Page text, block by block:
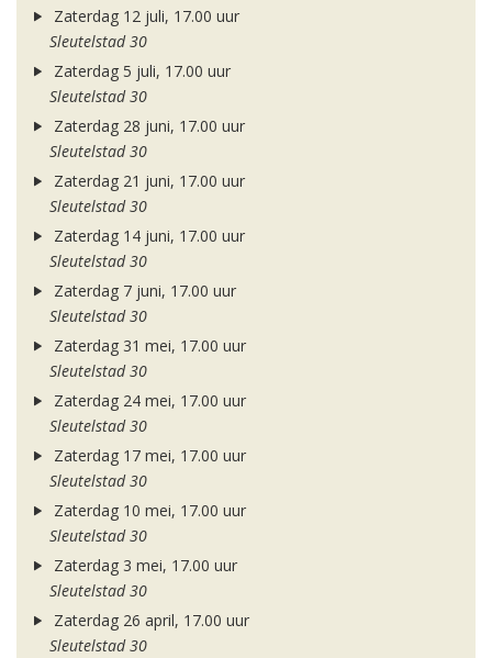
Zaterdag 12 juli, 17.00 uur
Sleutelstad 30
Zaterdag 5 juli, 17.00 uur
Sleutelstad 30
Zaterdag 28 juni, 17.00 uur
Sleutelstad 30
Zaterdag 21 juni, 17.00 uur
Sleutelstad 30
Zaterdag 14 juni, 17.00 uur
Sleutelstad 30
Zaterdag 7 juni, 17.00 uur
Sleutelstad 30
Zaterdag 31 mei, 17.00 uur
Sleutelstad 30
Zaterdag 24 mei, 17.00 uur
Sleutelstad 30
Zaterdag 17 mei, 17.00 uur
Sleutelstad 30
Zaterdag 10 mei, 17.00 uur
Sleutelstad 30
Zaterdag 3 mei, 17.00 uur
Sleutelstad 30
Zaterdag 26 april, 17.00 uur
Sleutelstad 30